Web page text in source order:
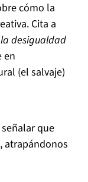
cómo la
Cita a
desigualdad
en
(el salvaje)
que
atrapándonos